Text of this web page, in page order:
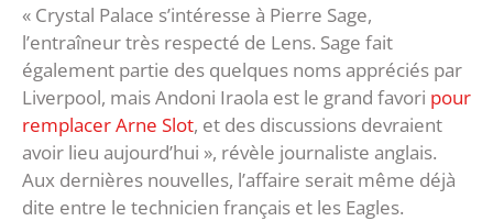
« Crystal Palace s’intéresse à Pierre Sage,
l’entraîneur très respecté de Lens. Sage fait
également partie des quelques noms appréciés par
Liverpool, mais Andoni Iraola est le grand favori pour
remplacer Arne Slot, et des discussions devraient
avoir lieu aujourd’hui », révèle journaliste anglais.
Aux dernières nouvelles, l’affaire serait même déjà
dite entre le technicien français et les Eagles.